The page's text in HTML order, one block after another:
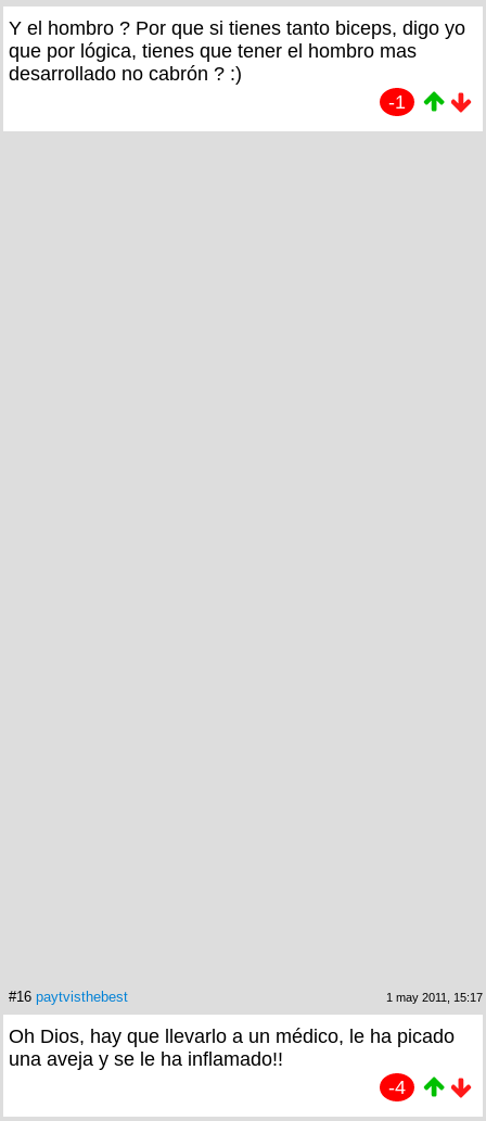
Y el hombro ? Por que si tienes tanto biceps, digo yo
que por lógica, tienes que tener el hombro mas
desarrollado no cabrón ? :)
-1
#16 paytvisthebest 1 may 2011, 15:17
Oh Dios, hay que llevarlo a un médico, le ha picado
una aveja y se le ha inflamado!!
-4